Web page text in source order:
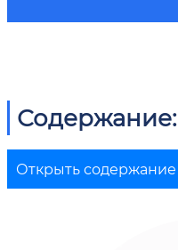
Содержание:
Открыть содержание